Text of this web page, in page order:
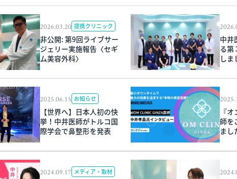
2026.03.20 提携クリニック
非公開: 第9回ライブサー
ジェリー実施報告〈セギ
ム美容外科〉
中井
る第
しま
2025.06.15 お知らせ
【世界へ】日本人初の快
挙！中井医師がトルコ国
際学会で鼻整形を発表
『
師を
まし
2024.09.17 メディア・取材